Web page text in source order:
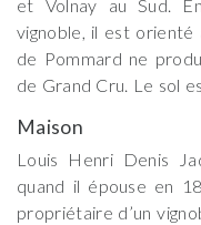
et Volnay au Sud.
vignoble, il est orienté
de Pommard ne
de Grand Cru. Le sol
Maison
Louis Henri Denis
quand il épouse en
propriétaire d’un